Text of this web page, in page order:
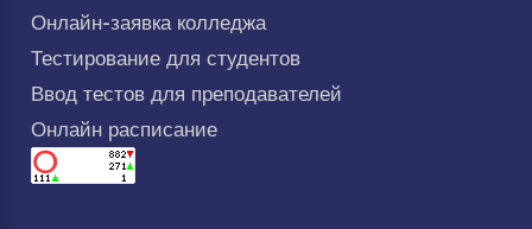
Онлайн-заявка колледжа
Тестирование для студентов
Ввод тестов для преподавателей
Онлайн расписание